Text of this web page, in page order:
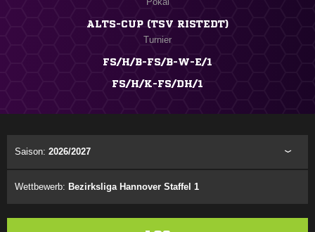
ALTS-CUP (TSV RISTEDT)
Turnier
FS/H/B-FS/B-W-E/1
FS/H/K-FS/DH/1
Saison: 2026/2027
Wettbewerb: Bezirksliga Hannover Staffel 1